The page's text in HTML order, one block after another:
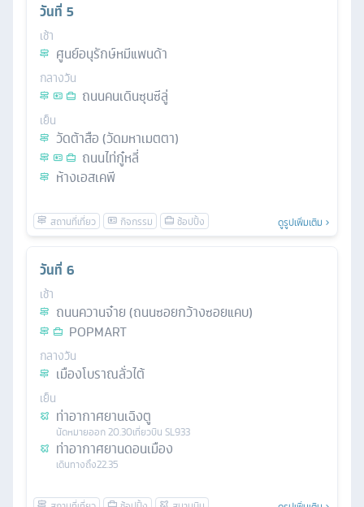
วันที่ 5
เช้า
ศูนย์อนุรักษ์หมีแพนด้า
กลางวัน
ถนนคนเดินซุนซีลู่
เย็น
วัดต้าสือ (วัดมหาเมตตา)
ถนนไท่กู๋หลี่
ห้างเอสเคพี
ดูรูปเพิ่มเติม
วันที่ 6
เช้า
ถนนควานจ๋าย (ถนนซอยกว้างซอยแคบ)
POPMART
กลางวัน
เมืองโบราณลั่วไต้
เย็น
ท่าอากาศยานเฉิงตู
นัดหมายออก20.30เที่ยวบิน SL933
ท่าอากาศยานดอนเมือง
เดินทางถึง22.35